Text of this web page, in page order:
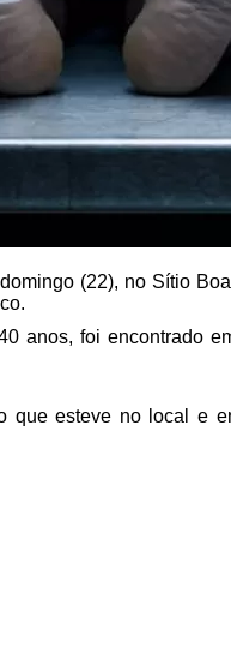
(22), no Sítio
anos, foi encontrado
que esteve no local e